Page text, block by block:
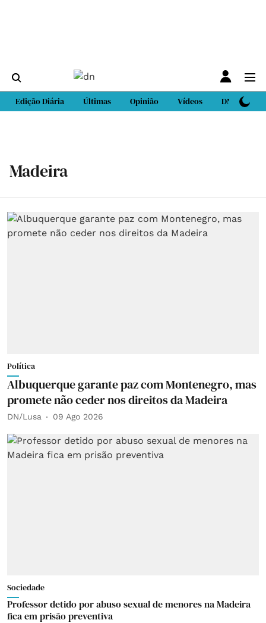
Edição Diária Últimas Opinião Vídeos DN Sport
Madeira
Política
Albuquerque garante paz com Montenegro, mas
promete não ceder nos direitos da Madeira
DN/Lusa 09 Ago 2026
Sociedade
Professor detido por abuso sexual de menores na Madeira
fica em prisão preventiva